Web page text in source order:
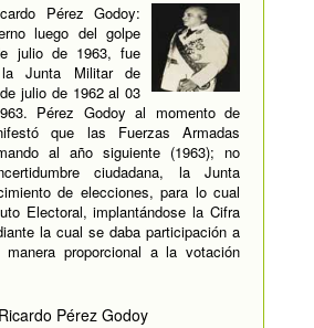
Pérez Godoy:
luego del golpe
julio de 1963, fue
Junta Militar de
julio de 1962 al 03
Pérez Godoy al momento de
que las Fuerzas Armadas
al año siguiente (1963); no
ciudadana, la Junta
de elecciones, para lo cual
Electoral, implantándose la Cifra
la cual se daba participación a
proporcional a la votación
Pérez Godoy